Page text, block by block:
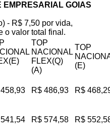
GOIAS
- R$ 7,50 por vida,
o valor total final.
TOP
NACIONAL
FLEX(Q)
(A)
TOP
(E)
R$ 486,93 R$
R$ 574,58 R$